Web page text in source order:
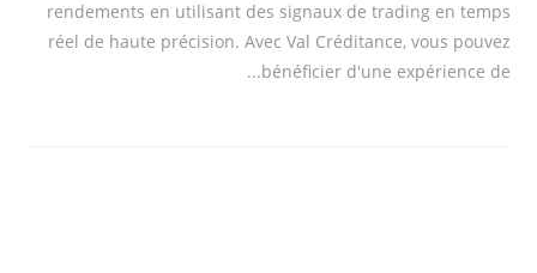
rendements en utilisant des signaux de trading en temps
réel de haute précision. Avec Val Créditance, vous pouvez
bénéficier d'une expérience de...